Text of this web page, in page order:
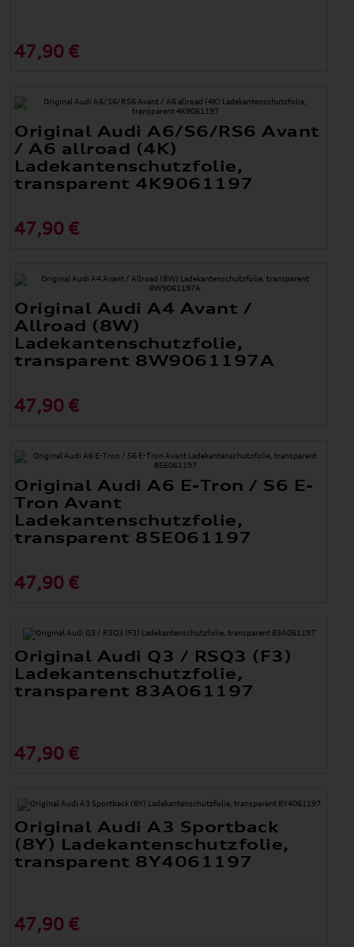
47,90 €
Original Audi A6/S6/RS6 Avant
/ A6 allroad (4K)
Ladekantenschutzfolie,
transparent 4K9061197
47,90 €
Original Audi A4 Avant /
Allroad (8W)
Ladekantenschutzfolie,
transparent 8W9061197A
47,90 €
Original Audi A6 E-Tron / S6 E-
Tron Avant
Ladekantenschutzfolie,
transparent 85E061197
47,90 €
Original Audi Q3 / RSQ3 (F3)
Ladekantenschutzfolie,
transparent 83A061197
47,90 €
Original Audi A3 Sportback
(8Y) Ladekantenschutzfolie,
transparent 8Y4061197
47,90 €